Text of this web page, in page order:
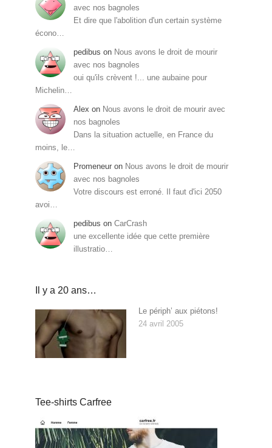
avec nos bagnoles
Et dire que l'abolition d'un certain système
écono…
pedibus on Nous avons le droit de mourir
avec nos bagnoles
oui qu'ils crèvent !... une aubaine pour
Michelin…
Alex on Nous avons le droit de mourir avec
nos bagnoles
Dans la situation actuelle, en France du
moins, le…
Promeneur on Nous avons le droit de mourir
avec nos bagnoles
Votre discours est erroné. Il faut d'ici 2050
avoi…
pedibus on CarCrash
une excellente idée que cette première
illustratio…
Il y a 20 ans…
Le périph’ aux piétons!
24 avril 2005
Tee-shirts Carfree